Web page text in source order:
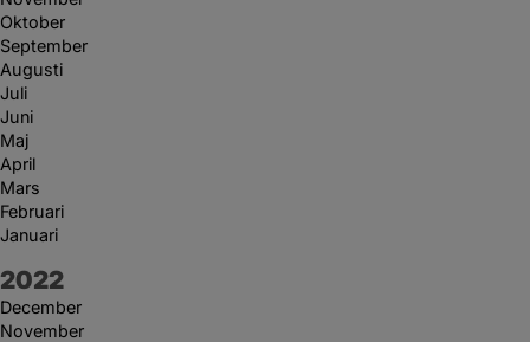
Oktober
September
Augusti
Juli
Juni
Maj
April
Mars
Februari
Januari
År:
2022
December
November